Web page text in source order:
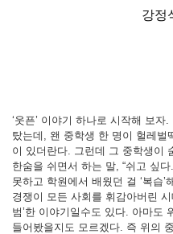
강정
‘웃픈’ 이야기 하나로 시작해 보
탔는데, 왠 중학생 한 명이 헐레벌
이 있더란다. 그런데 그 중학생이
한숨을 쉬면서 하는 말, “쉬고 싶
못하고 학원에서 배웠던 걸 ‘복습’
경쟁이 모든 사회를 휘감아버린
범’한 이야기일수도 있다. 아마도
들어봤을지도 모르겠다. 즉 위의